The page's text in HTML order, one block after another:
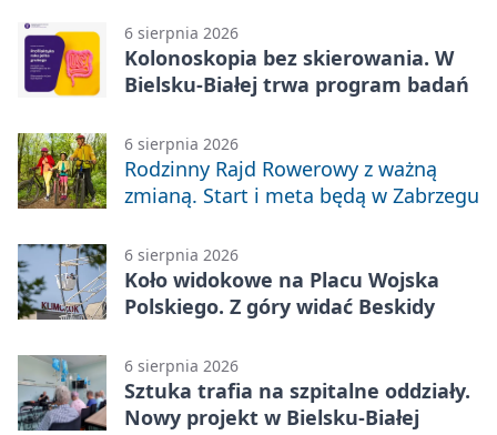
6 sierpnia 2026
Kolonoskopia bez skierowania. W
Bielsku-Białej trwa program badań
6 sierpnia 2026
Rodzinny Rajd Rowerowy z ważną
zmianą. Start i meta będą w Zabrzegu
6 sierpnia 2026
Koło widokowe na Placu Wojska
Polskiego. Z góry widać Beskidy
6 sierpnia 2026
Sztuka trafia na szpitalne oddziały.
Nowy projekt w Bielsku-Białej